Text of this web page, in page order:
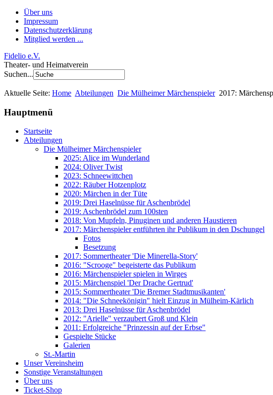
Über uns
Impressum
Datenschutzerklärung
Mitglied werden ...
Fidelio e.V.
Theater- und Heimatverein
Suchen...
Aktuelle Seite: Home Abteilungen Die Mülheimer Märchenspieler 2017:
Hauptmenü
Startseite
Abteilungen
Die Mülheimer Märchenspieler
2025: Alice im Wunderland
2024: Oliver Twist
2023: Schneewittchen
2022: Räuber Hotzenplotz
2020: Märchen in der Tüte
2019: Drei Haselnüsse für Aschenbrödel
2019: Aschenbrödel zum 100sten
2018: Von Mupfeln, Pinuginen und anderen Haustieren
2017: Märchenspieler entführten ihr Publikum in den Dschungel
Fotos
Besetzung
2017: Sommertheater 'Die Minerella-Story'
2016: "Scrooge" begeisterte das Publikum
2016: Märchenspieler spielen in Wirges
2015: Märchenspiel 'Der Drache Gertrud'
2015: Sommertheater 'Die Bremer Stadtmusikanten'
2014: "Die Schneekönigin" hielt Einzug in Mülheim-Kärlich
2013: Drei Haselnüsse für Aschenbrödel
2012: "Arielle" verzaubert Groß und Klein
2011: Erfolgreiche "Prinzessin auf der Erbse"
Gespielte Stücke
Galerien
St.-Martin
Unser Vereinsheim
Sonstige Veranstaltungen
Über uns
Ticket-Shop